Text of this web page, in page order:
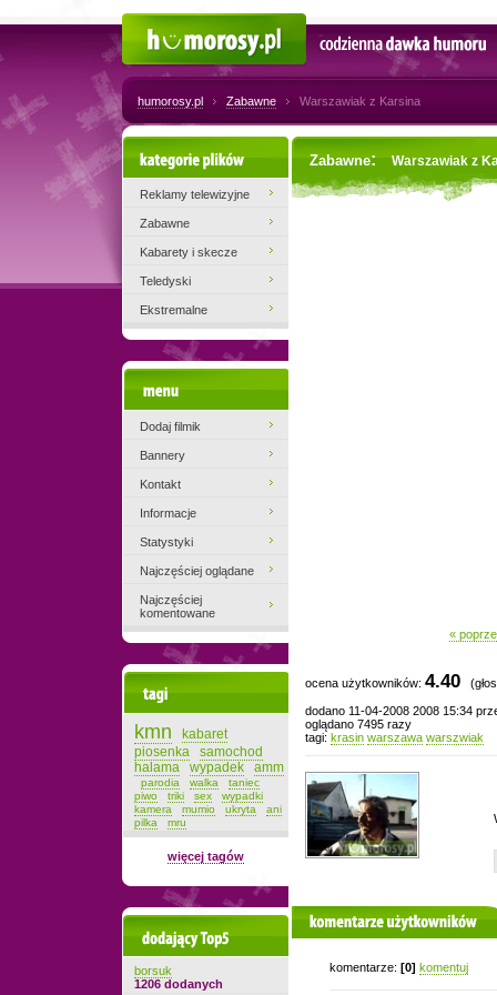
Codzienna dawka humoru
humorosy.pl Zabawne Warszawiak z Karsina
Zabawne: Warszawiak z
«
ocena użytkowników: 4.40
dodano 11-04-2008 2008 15:34
oglądano 7495 razy
tagi: krasin warszawa warszwiak
komentarze użytkowników
komentarze: [0] komentuj
Kategorie plików
Reklamy telewizyjne
Zabawne
Kabarety i skecze
Teledyski
Ekstremalne
Dodaj filmik
Bannery
Kontakt
Informacje
Statystyki
Najczęściej oglądane
Najczęściej
komentowane
kmn
kabaret
piosenka
samochod
halama
wypadek amm
parodia walka
taniec
piwo
triki sex
wypadki
kamera
mumio ukryta
ani
pilka
mru
więcej tagów
Dodający top-5
borsuk
1206 dodanych